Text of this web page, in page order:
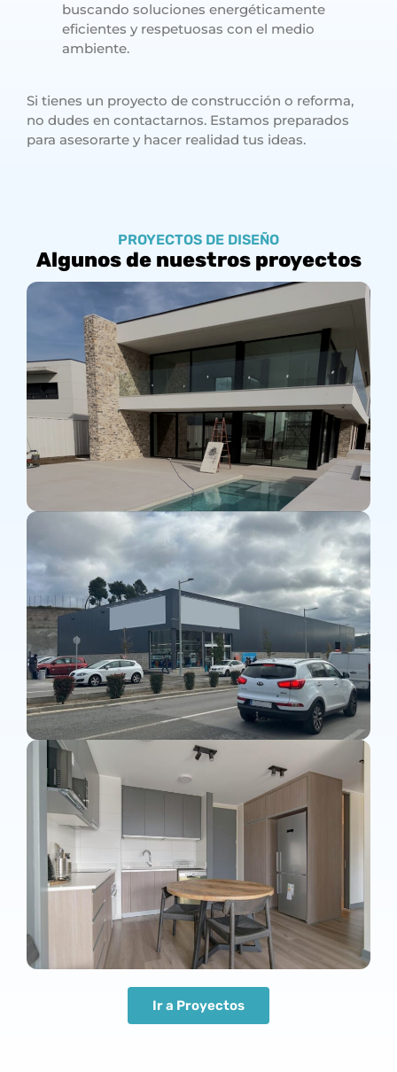
buscando soluciones energéticamente
eficientes y respetuosas con el medio
ambiente.
Si tienes un proyecto de construcción o reforma,
no dudes en contactarnos. Estamos preparados
para asesorarte y hacer realidad tus ideas.
PROYECTOS DE DISEÑO
Algunos de nuestros proyectos
Ir a Proyectos